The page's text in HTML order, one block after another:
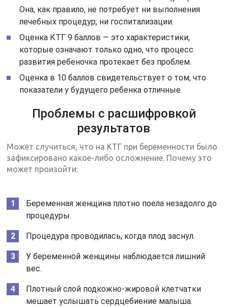
Она, как правило, не потребует ни выполнения
лечебных процедур, ни госпитализации.
Оценка КТГ 9 баллов — это характеристики,
которые означают только одно, что процесс
развития ребеночка протекает без проблем.
Оценка в 10 баллов свидетельствует о том, что
показатели у будущего ребенка отличные.
Проблемы с расшифровкой
результатов
Может случиться, что на КТГ при беременности было
зафиксировано какое-либо осложнение. Почему это
может произойти:
Беременная женщина плотно поела незадолго до
процедуры.
Процедура проводилась, когда плод заснул.
У беременной женщины наблюдается лишний
вес.
Плотный слой подкожно-жировой клетчатки
мешает услышать сердцебиение малыша.